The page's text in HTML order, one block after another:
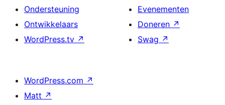
Ondersteuning
Ontwikkelaars
WordPress.tv ↗
Evenementen
Doneren ↗
Swag ↗
WordPress.com ↗
Matt ↗